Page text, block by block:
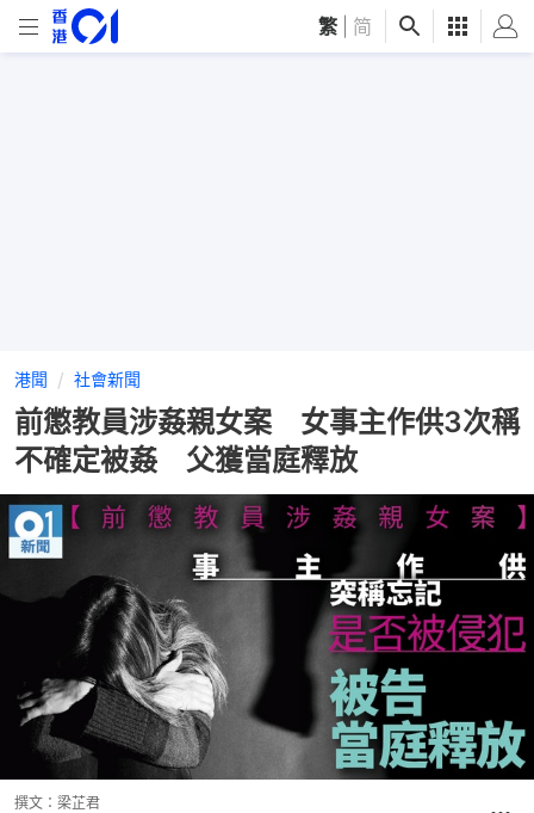
繁 简
港聞 社會新聞
前懲教員涉姦親女案 女事主作供3次稱
不確定被姦 父獲當庭釋放
撰文： 梁芷君